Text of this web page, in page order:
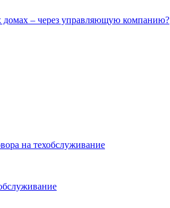
домах – через управляющую компанию?
на техобслуживание